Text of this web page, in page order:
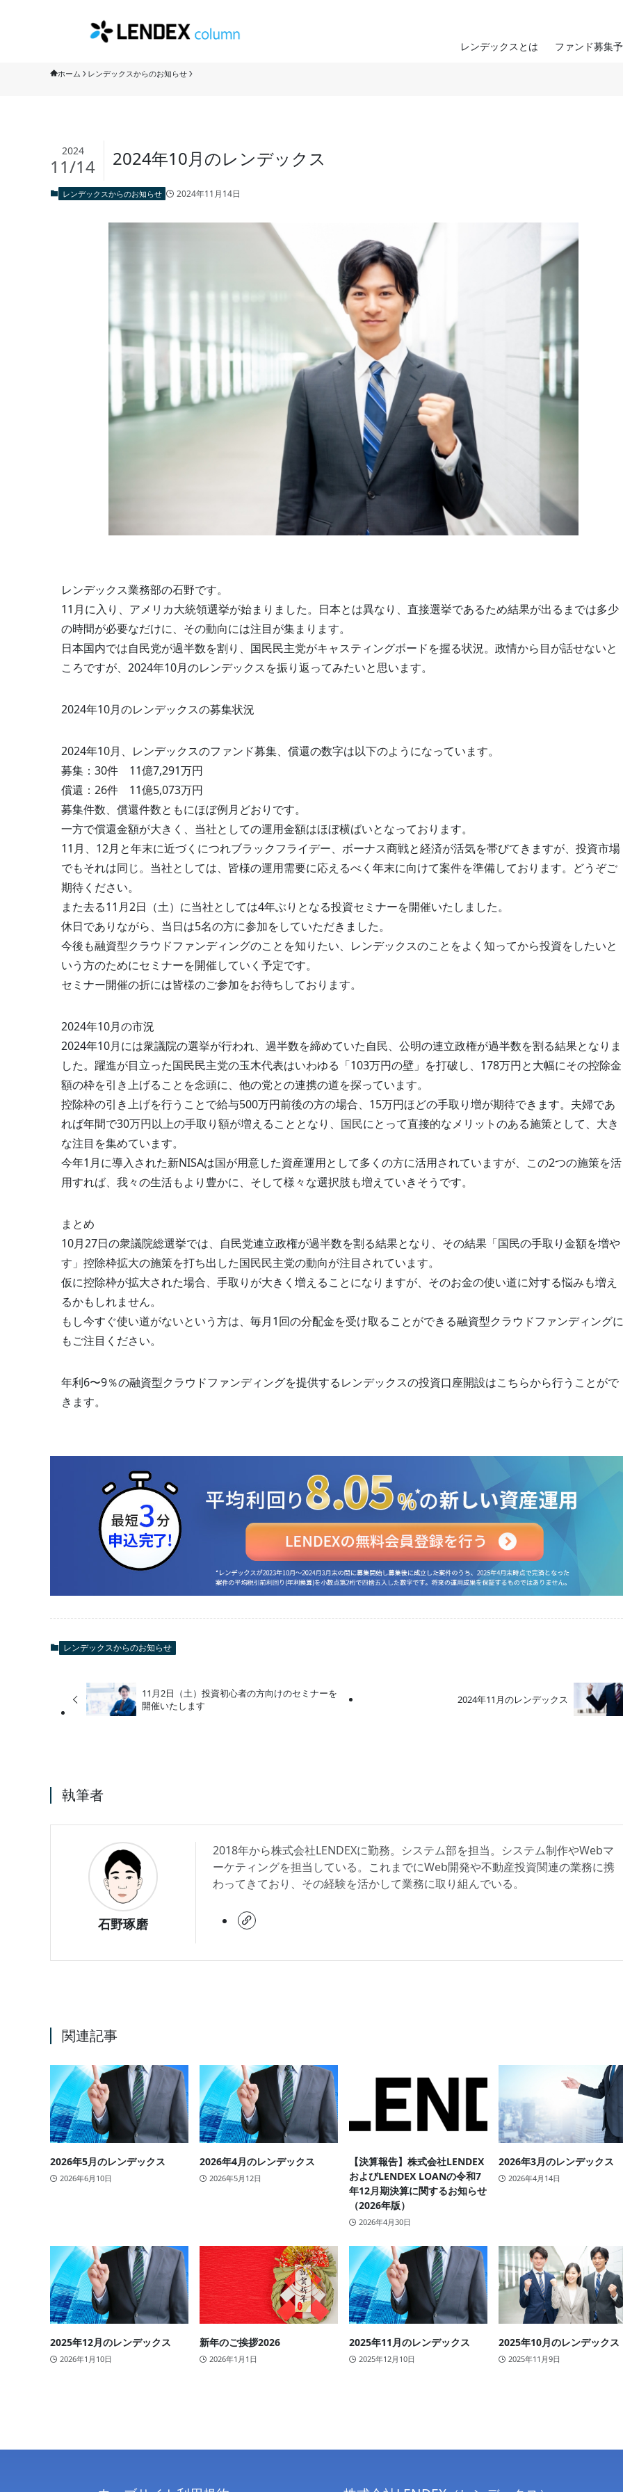
レンデックスとは ファンド募集
ホーム レンデックスからのお知らせ
2024年10月のレンデックス
2024
11/14
レンデックスからのお知らせ 2024年11月14日
レンデックス業務部の石野です。
11月に入り、アメリカ大統領選挙が始まりました。日本とは異なり、直接選挙であるため結果が出るまでは多少
の時間が必要なだけに、その動向には注目が集まります。
日本国内では自民党が過半数を割り、国民民主党がキャスティングボードを握る状況。政情から目が話せないと
ころですが、2024年10月のレンデックスを振り返ってみたいと思います。
2024年10月のレンデックスの募集状況
2024年10月、レンデックスのファンド募集、償還の数字は以下のようになっています。
募集：30件 11億7,291万円
償還：26件 11億5,073万円
募集件数、償還件数ともにほぼ例月どおりです。
一方で償還金額が大きく、当社としての運用金額はほぼ横ばいとなっております。
11月、12月と年末に近づくにつれブラックフライデー、ボーナス商戦と経済が活気を帯びてきますが、投資市場
でもそれは同じ。当社としては、皆様の運用需要に応えるべく年末に向けて案件を準備しております。どうぞご
期待ください。
また去る11月2日（土）に当社としては4年ぶりとなる投資セミナーを開催いたしました。
休日でありながら、当日は5名の方に参加をしていただきました。
今後も融資型クラウドファンディングのことを知りたい、レンデックスのことをよく知ってから投資をしたいと
いう方のためにセミナーを開催していく予定です。
セミナー開催の折には皆様のご参加をお待ちしております。
2024年10月の市況
2024年10月には衆議院の選挙が行われ、過半数を締めていた自民、公明の連立政権が過半数を割る結果となりま
した。躍進が目立った国民民主党の玉木代表はいわゆる「103万円の壁」を打破し、178万円と大幅にその控除金
額の枠を引き上げることを念頭に、他の党との連携の道を探っています。
控除枠の引き上げを行うことで給与500万円前後の方の場合、15万円ほどの手取り増が期待できます。夫婦であ
れば年間で30万円以上の手取り額が増えることとなり、国民にとって直接的なメリットのある施策として、大き
な注目を集めています。
今年1月に導入された新NISAは国が用意した資産運用として多くの方に活用されていますが、この2つの施策を活
用すれば、我々の生活もより豊かに、そして様々な選択肢も増えていきそうです。
まとめ
10月27日の衆議院総選挙では、自民党連立政権が過半数を割る結果となり、その結果「国民の手取り金額を増や
す」控除枠拡大の施策を打ち出した国民民主党の動向が注目されています。
仮に控除枠が拡大された場合、手取りが大きく増えることになりますが、そのお金の使い道に対する悩みも増え
るかもしれません。
もし今すぐ使い道がないという方は、毎月1回の分配金を受け取ることができる融資型クラウドファンディングに
もご注目ください。
年利6〜9％の融資型クラウドファンディングを提供するレンデックスの投資口座開設はこちらから行うことがで
きます。
レンデックスからのお知らせ
11月2日（土）投資初心者の方向けのセミナーを
開催いたします
2024年11月のレンデックス
執筆者
石野琢磨
2018年から株式会社LENDEXに勤務。システム部を担当。システム制作やWebマ
ーケティングを担当している。これまでにWeb開発や不動産投資関連の業務に携
わってきており、その経験を活かして業務に取り組んでいる。
関連記事
2026年5月のレンデックス
2026年6月10日
2026年4月のレンデックス
2026年5月12日
【決算報告】株式会社LENDEX
およびLENDEX LOANの令和7
年12月期決算に関するお知らせ
（2026年版）
2026年4月30日
2026年3月のレンデックス
2026年4月14日
2025年12月のレンデックス
2026年1月10日
新年のご挨拶2026
2026年1月1日
2025年11月のレンデックス
2025年12月10日
2025年10月のレンデックス
2025年11月9日